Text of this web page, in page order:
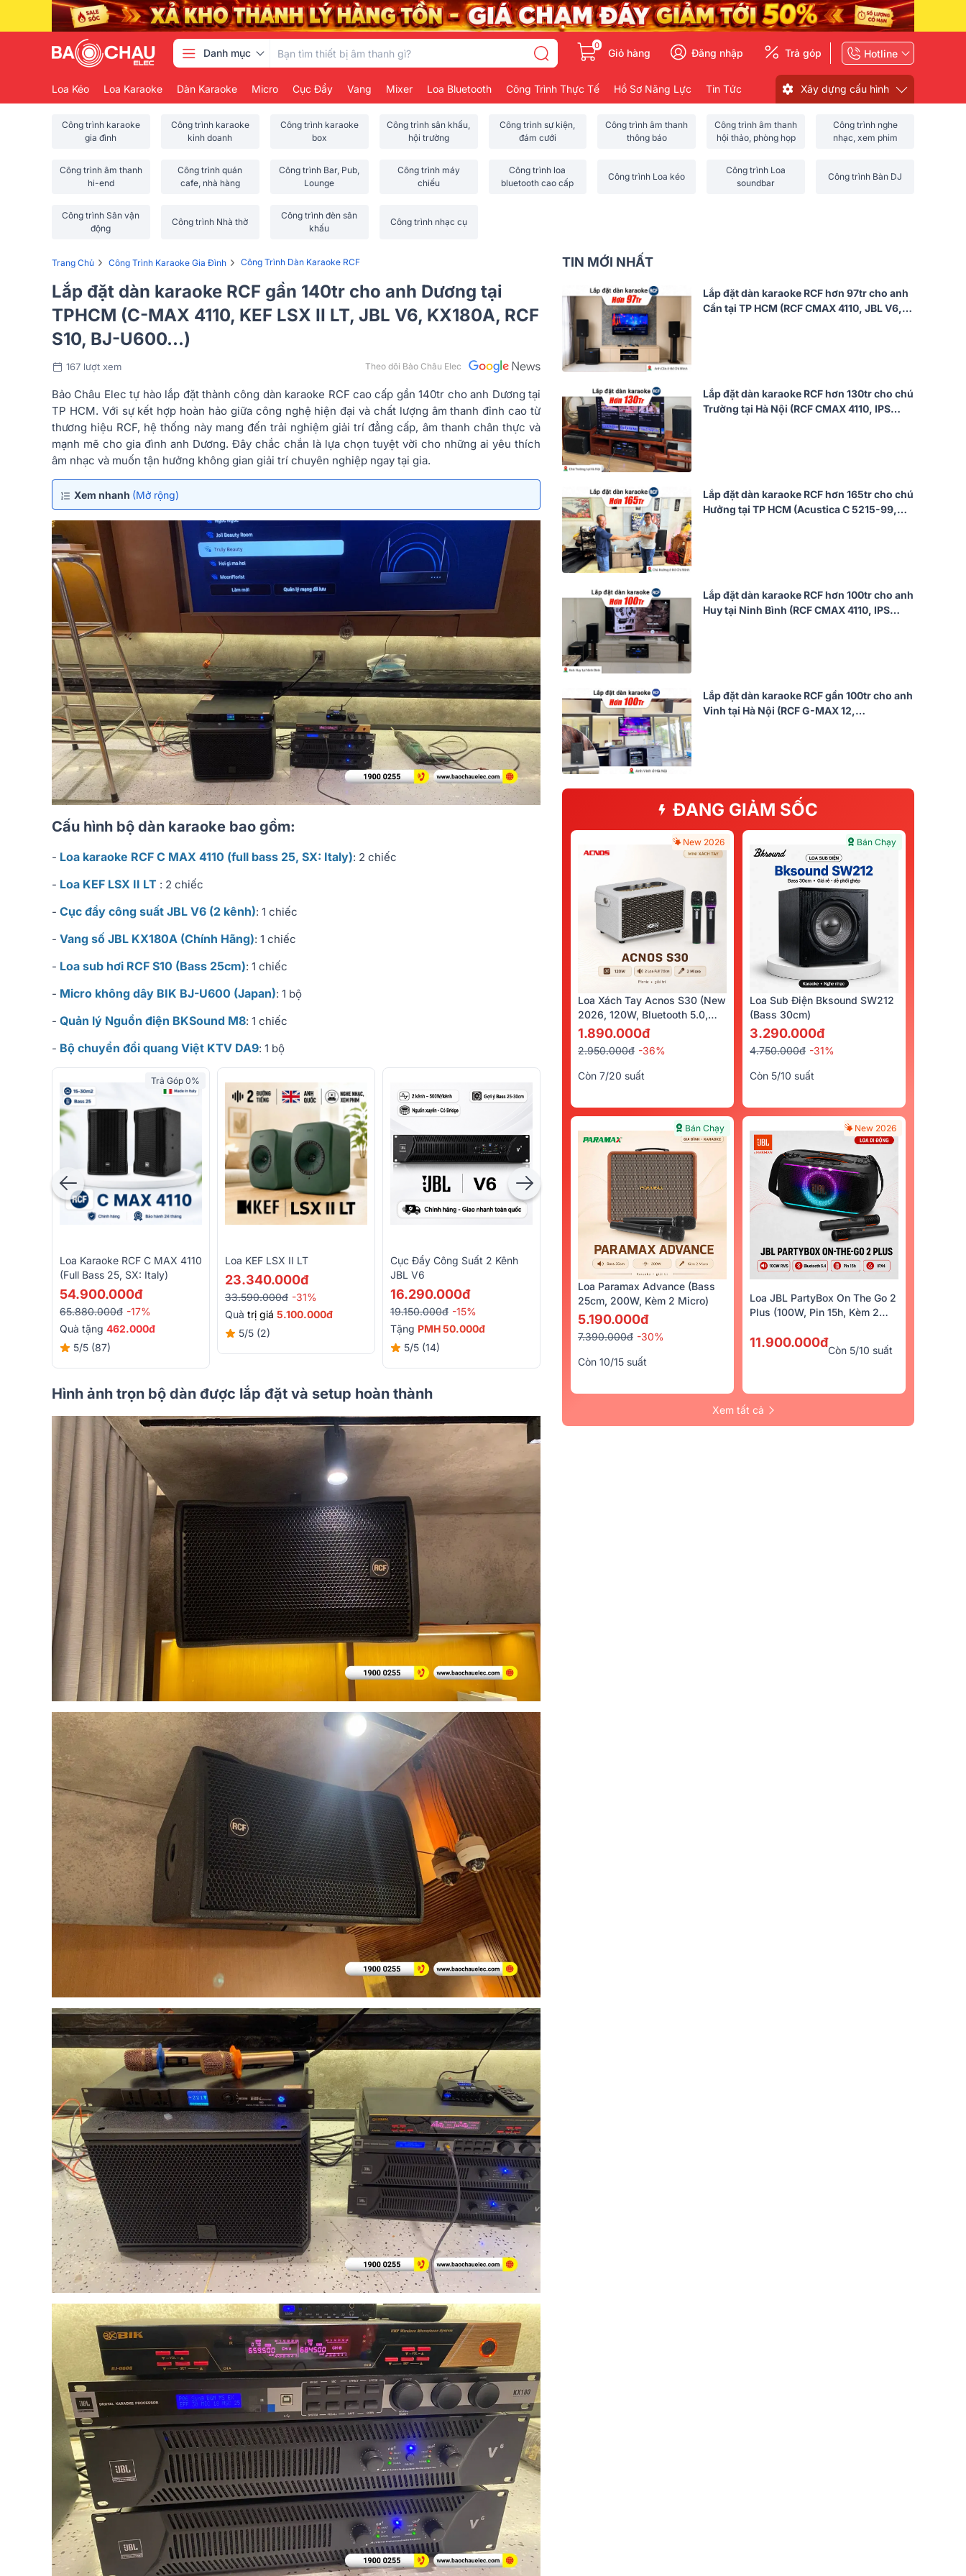
Danh mục
0
Giỏ hàng Đăng nhập Trả góp Hotline
Loa Kéo Loa Karaoke Dàn Karaoke Micro Cục Đẩy Vang Mixer Loa Bluetooth Công Trình Thực Tế Hồ Sơ Năng Lực Tin Tức Xây dựng cấu hình
Công trình karaoke
gia đình
Công trình karaoke
kinh doanh
Công trình karaoke
box
Công trình sân khấu,
hội trường
Công trình sự kiện,
đám cưới
Công trình âm thanh
thông báo
Công trình âm thanh
hội thảo, phòng họp
Công trình nghe
nhạc, xem phim
Công trình âm thanh
hi-end
Công trình quán
cafe, nhà hàng
Công trình Bar, Pub,
Lounge
Công trình máy
chiếu
Công trình loa
bluetooth cao cấp
Công trình Loa kéo
Công trình Loa
soundbar
Công trình Bàn DJ
Công trình Sân vận
động
Công trình Nhà thờ
Công trình đèn sân
khấu
Công trình nhạc cụ
Trang Chủ › Công Trình Karaoke Gia Đình › Công Trình Dàn Karaoke RCF
Lắp đặt dàn karaoke RCF gần 140tr cho anh Dương tại
TPHCM (C-MAX 4110, KEF LSX II LT, JBL V6, KX180A, RCF
S10, BJ-U600...)
167 lượt xem Theo dõi Bảo Châu Elec
Bảo Châu Elec tự hào lắp đặt thành công dàn karaoke RCF cao cấp gần 140tr cho anh Dương tại
TP HCM. Với sự kết hợp hoàn hảo giữa công nghệ hiện đại và chất lượng âm thanh đỉnh cao từ
thương hiệu RCF, hệ thống này mang đến trải nghiệm giải trí đẳng cấp, âm thanh chân thực và
mạnh mẽ cho gia đình anh Dương. Đây chắc chắn là lựa chọn tuyệt vời cho những ai yêu thích
âm nhạc và muốn tận hưởng không gian giải trí chuyên nghiệp ngay tại gia.
Xem nhanh (Mở rộng)
Cấu hình bộ dàn karaoke bao gồm:
- Loa karaoke RCF C MAX 4110 (full bass 25, SX: Italy): 2 chiếc
- Loa KEF LSX II LT : 2 chiếc
- Cục đẩy công suất JBL V6 (2 kênh): 1 chiếc
- Vang số JBL KX180A (Chính Hãng): 1 chiếc
- Loa sub hơi RCF S10 (Bass 25cm): 1 chiếc
- Micro không dây BIK BJ-U600 (Japan): 1 bộ
- Quản lý Nguồn điện BKSound M8: 1 chiếc
- Bộ chuyển đổi quang Việt KTV DA9: 1 bộ
Trả Góp 0%
Loa Karaoke RCF C MAX 4110
(full Bass 25, SX: Italy)
54.900.000đ
65.880.000đ -17%
Quà tặng 462.000đ
5/5 (87)
Loa KEF LSX II LT
23.340.000đ
33.590.000đ -31%
Quà trị giá 5.100.000đ
5/5 (2)
Cục Đẩy Công Suất 2 Kênh
JBL V6
16.290.000đ
19.150.000đ -15%
Tặng PMH 50.000đ
5/5 (14)
Vang Số JBL KX180A (Chính
5.990.000đ
11.690.000đ
-49%
Quà trị giá 720.000đ
Loa Sub Hơi RCF S10 (Bass
18.490.000đ
22.190.000đ -17%
(4)
Micro Không
U600
6.690.000đ
Hình ảnh trọn bộ dàn được lắp đặt và setup hoàn thành
TIN MỚI NHẤT
Lắp đặt dàn karaoke RCF hơn 97tr cho anh
Cần tại TP HCM (RCF CMAX 4110, JBL V6,
Lắp đặt dàn karaoke RCF hơn 130tr cho chú
Trường tại Hà Nội (RCF CMAX 4110, IPS
Lắp đặt dàn karaoke RCF hơn 165tr cho chú
Hưởng tại TP HCM (Acustica C 5215-99,
Lắp đặt dàn karaoke RCF hơn 100tr cho anh
Huy tại Ninh Bình (RCF CMAX 4110, IPS
Lắp đặt dàn karaoke RCF gần 100tr cho anh
Vinh tại Hà Nội (RCF G-MAX 12,
ĐANG GIẢM SỐC
New 2026
Loa Xách Tay Acnos S30 (New
2026, 120W, Bluetooth 5.0,
Kèm 2 Tay Micro)
1.890.000đ
2.950.000đ -36%
Còn 7/20 suất
Bán Chạy
Loa Sub Điện Bksound SW212
(bass 30cm)
3.290.000đ
4.750.000đ -31%
Còn 5/10 suất
Bán Chạy
Loa Paramax Advance (Bass
25cm, 200W, Kèm 2 Micro)
5.190.000đ
7.390.000đ -30%
Còn 10/15 suất
New 2026
Loa JBL PartyBox On The Go 2
Plus (100W, Pin 15h, Kèm 2
11.900.000đ
Còn 5/10 suất
Xem tất cả